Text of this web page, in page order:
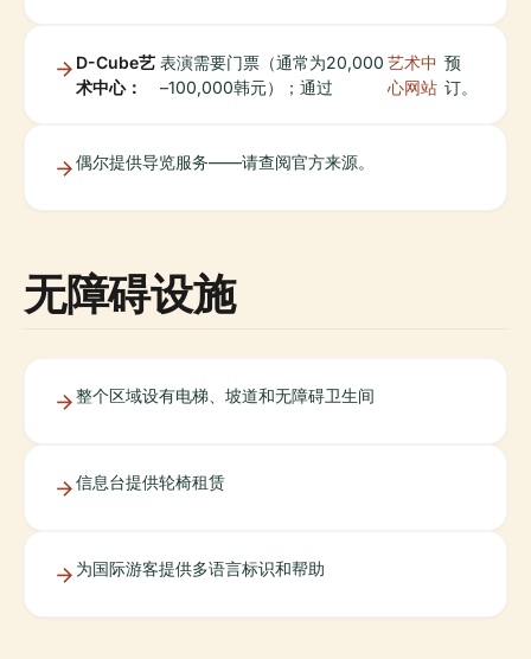
D-Cube艺
术中心：
表演需要门票（通常为20,000
–100,000韩元）；通过
艺术中
心网站
预
订。
偶尔提供导览服务——请查阅官方来源。
无障碍设施
整个区域设有电梯、坡道和无障碍卫生间
信息台提供轮椅租赁
为国际游客提供多语言标识和帮助